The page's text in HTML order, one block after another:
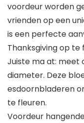
voordeur worden
vrienden op een
is een perfecte
Thanksgiving op te
Juiste ma at: meet
diameter. Deze
esdoornbladeren
te fleuren.
Voordeur